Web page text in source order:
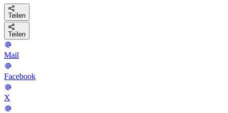
Teilen
Teilen
Mail
Facebook
X